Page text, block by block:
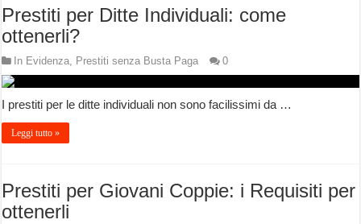
Prestiti per Ditte Individuali: come
ottenerli?
In Evidenza, Prestiti senza Busta Paga 0
I prestiti per le ditte individuali non sono facilissimi da …
Leggi tutto »
Prestiti per Giovani Coppie: i Requisiti per
ottenerli